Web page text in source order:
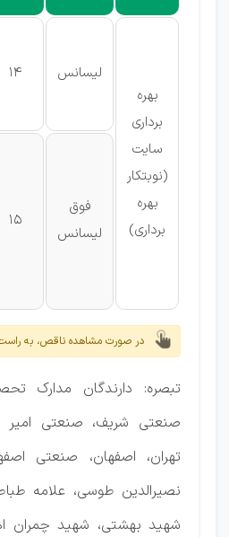
بهره
برداری
سایت
(نوبتکار
بهره
برداری)
لیسانس
14
فوق
لیسانس
15
در صورت مشاهده ناقص، به
تبصره: دارندگان مدارک
صنعتی شریف، صنعتی
تهران، اصفهان، صنعتی
نصیرالدین طوسی، علامه
شهید بهشتی، شهید چمران